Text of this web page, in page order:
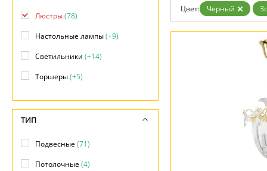
Цвет: Черный
Люстры(78)
Настольные лампы(+9)
Светильники (+14)
Торшеры(+5)
ТИП
Подвесные(71)
Потолочные(4)